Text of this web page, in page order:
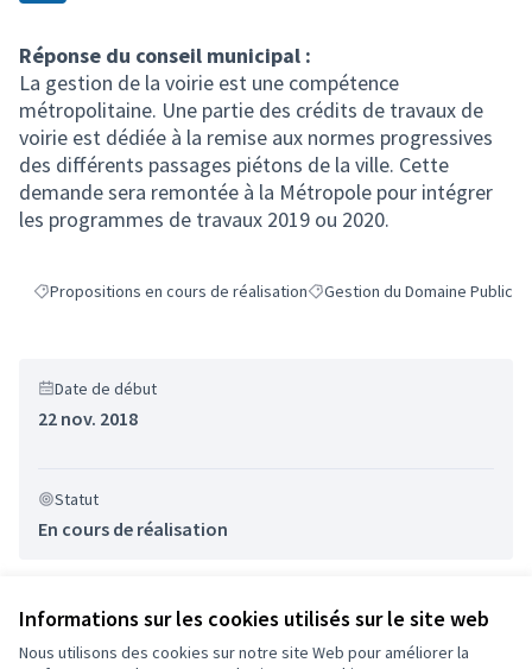
Informations sur les cookies utilisés sur le site web
Nous utilisons des cookies sur notre site Web pour améliorer la
Réponse du conseil municipal :
La gestion de la voirie est une compétence
métropolitaine. Une partie des crédits de travaux de
voirie est dédiée à la remise aux normes progressives
des différents passages piétons de la ville. Cette
demande sera remontée à la Métropole pour intégrer
les programmes de travaux 2019 ou 2020.
Filtrer les résultats de la catégorie : Propositions en cours de
Propositions en cours de réalisationFiltrer les résultats pour le
Gestion du Domaine Public
Date de début
22 nov. 2018
Statut
En cours de réalisation